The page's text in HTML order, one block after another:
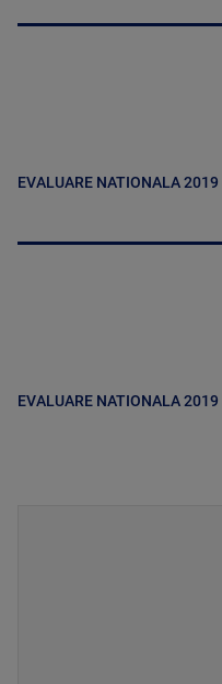
EVALUARE NATIONALA 2019
EVALUARE NATIONALA 2019